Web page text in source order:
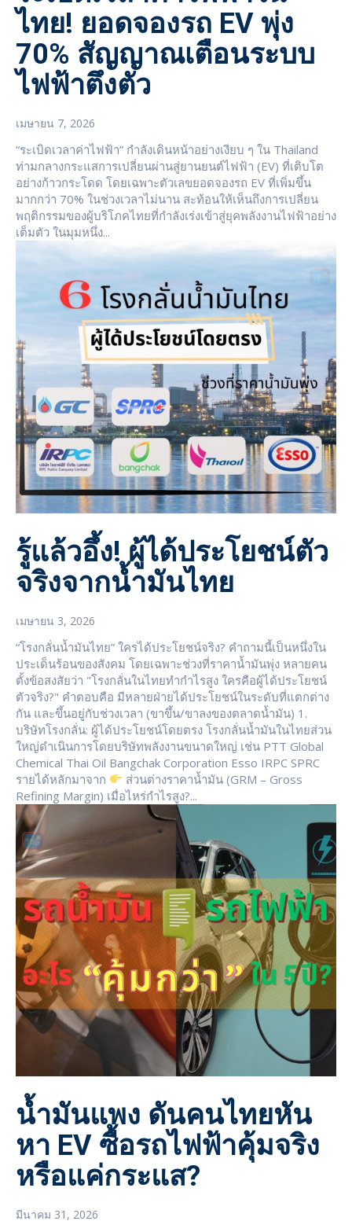
ไทย! ยอดจองรถ EV พุ่ง
70% สัญญาณเตือนระบบ
ไฟฟ้าตึงตัว
เมษายน 7, 2026
“ระเบิดเวลาค่าไฟฟ้า” กำลังเดินหน้าอย่างเงียบ ๆ ใน Thailand
ท่ามกลางกระแสการเปลี่ยนผ่านสู่ยานยนต์ไฟฟ้า (EV) ที่เติบโต
อย่างก้าวกระโดด โดยเฉพาะตัวเลขยอดจองรถ EV ที่เพิ่มขึ้น
มากกว่า 70% ในช่วงเวลาไม่นาน สะท้อนให้เห็นถึงการเปลี่ยน
พฤติกรรมของผู้บริโภคไทยที่กำลังเร่งเข้าสู่ยุคพลังงานไฟฟ้าอย่าง
เต็มตัว ในมุมหนึ่ง...
รู้แล้วอึ้ง! ผู้ได้ประโยชน์ตัว
จริงจากน้ำมันไทย
เมษายน 3, 2026
“โรงกลั่นน้ำมันไทย” ใครได้ประโยชน์จริง? คำถามนี้เป็นหนึ่งใน
ประเด็นร้อนของสังคม โดยเฉพาะช่วงที่ราคาน้ำมันพุ่ง หลายคน
ตั้งข้อสงสัยว่า "โรงกลั่นในไทยทำกำไรสูง ใครคือผู้ได้ประโยชน์
ตัวจริง?" คำตอบคือ มีหลายฝ่ายได้ประโยชน์ในระดับที่แตกต่าง
กัน และขึ้นอยู่กับช่วงเวลา (ขาขึ้น/ขาลงของตลาดน้ำมัน) 1.
บริษัทโรงกลั่น: ผู้ได้ประโยชน์โดยตรง โรงกลั่นน้ำมันในไทยส่วน
ใหญ่ดำเนินการโดยบริษัทพลังงานขนาดใหญ่ เช่น PTT Global
Chemical Thai Oil Bangchak Corporation Esso IRPC SPRC
รายได้หลักมาจาก
ส่วนต่างราคาน้ำมัน (GRM – Gross
Refining Margin) เมื่อไหร่กำไรสูง?...
น้ำมันแพง ดันคนไทยหัน
หา EV ซื้อรถไฟฟ้าคุ้มจริง
หรือแค่กระแส?
มีนาคม 31, 2026